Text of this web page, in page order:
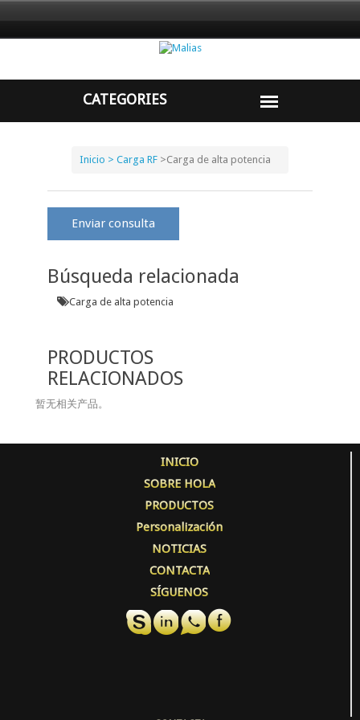
Inicio > Carga RF >Carga de alta potencia
Enviar consulta
Búsqueda relacionada
Carga de alta potencia
PRODUCTOS
RELACIONADOS
暂无相关产品。
INICIO
SOBRE HOLA
PRODUCTOS
Personalización
NOTICIAS
CONTACTA
SÍGUENOS